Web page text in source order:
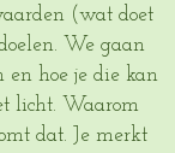
(wat doet
We gaan
hoe je die kan
licht. Waarom
dat. Je merkt